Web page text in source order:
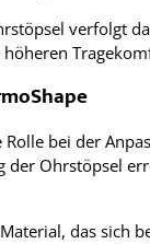
verfolgt
bei der
Ohrstöpsel
das